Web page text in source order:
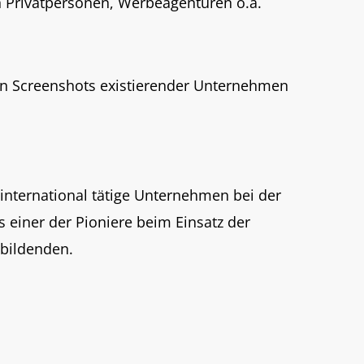
existierender Unternehmen
tätige Unternehmen bei der
einer der Pioniere beim Einsatz der